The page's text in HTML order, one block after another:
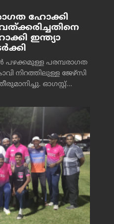
ഹോക്കി
ഇന്ത്യാ
പഴക്കമുള്ള പരമ്പരാഗത
നിറത്തിലുള്ള ജേഴ്‌സി
ഓഗസ്റ്റ്...